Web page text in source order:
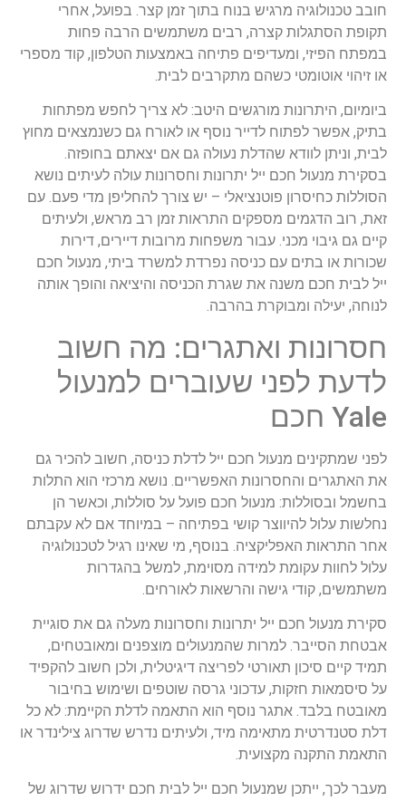
חובב טכנולוגיה מרגיש בנוח בתוך זמן קצר. בפועל, אחרי
תקופת הסתגלות קצרה, רבים משתמשים הרבה פחות
במפתח הפיזי, ומעדיפים פתיחה באמצעות הטלפון, קוד מספרי
או זיהוי אוטומטי כשהם מתקרבים לבית.
ביומיום, היתרונות מורגשים היטב: לא צריך לחפש מפתחות
בתיק, אפשר לפתוח לדייר נוסף או לאורח גם כשנמצאים מחוץ
לבית, וניתן לוודא שהדלת נעולה גם אם יצאתם בחופזה.
בסקירת מנעול חכם ייל יתרונות וחסרונות עולה לעיתים נושא
הסוללות כחיסרון פוטנציאלי – יש צורך להחליפן מדי פעם. עם
זאת, רוב הדגמים מספקים התראות זמן רב מראש, ולעיתים
קיים גם גיבוי מכני. עבור משפחות מרובות דיירים, דירות
שכורות או בתים עם כניסה נפרדת למשרד ביתי, מנעול חכם
ייל לבית חכם משנה את שגרת הכניסה והיציאה והופך אותה
לנוחה, יעילה ומבוקרת בהרבה.
חסרונות ואתגרים: מה חשוב
לדעת לפני שעוברים למנעול
Yale חכם
לפני שמתקינים מנעול חכם ייל לדלת כניסה, חשוב להכיר גם
את האתגרים והחסרונות האפשריים. נושא מרכזי הוא התלות
בחשמל ובסוללות: מנעול חכם פועל על סוללות, וכאשר הן
נחלשות עלול להיווצר קושי בפתיחה – במיוחד אם לא עקבתם
אחר התראות האפליקציה. בנוסף, מי שאינו רגיל לטכנולוגיה
עלול לחוות עקומת למידה מסוימת, למשל בהגדרות
משתמשים, קודי גישה והרשאות לאורחים.
סקירת מנעול חכם ייל יתרונות וחסרונות מעלה גם את סוגיית
אבטחת הסייבר. למרות שהמנעולים מוצפנים ומאובטחים,
תמיד קיים סיכון תאורטי לפריצה דיגיטלית, ולכן חשוב להקפיד
על סיסמאות חזקות, עדכוני גרסה שוטפים ושימוש בחיבור
מאובטח בלבד. אתגר נוסף הוא התאמה לדלת הקיימת: לא כל
דלת סטנדרטית מתאימה מיד, ולעיתים נדרש שדרוג צילינדר או
התאמת התקנה מקצועית.
מעבר לכך, ייתכן שמנעול חכם ייל לבית חכם ידרוש שדרוג של